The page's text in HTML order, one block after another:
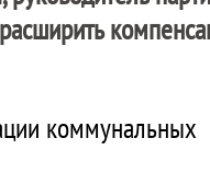
коммунальных